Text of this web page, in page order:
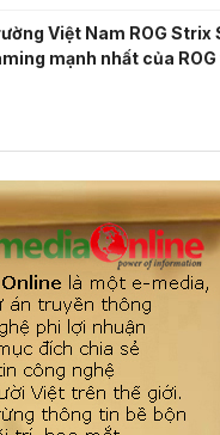
Việt Nam ROG Strix
mạnh nhất của ROG